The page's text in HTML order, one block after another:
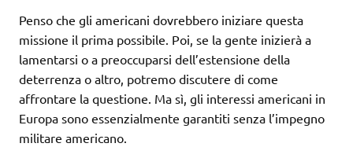
Penso che gli americani dovrebbero iniziare questa
missione il prima possibile. Poi, se la gente inizierà a
lamentarsi o a preoccuparsi dell’estensione della
deterrenza o altro, potremo discutere di come
affrontare la questione. Ma sì, gli interessi americani in
Europa sono essenzialmente garantiti senza l’impegno
militare americano.